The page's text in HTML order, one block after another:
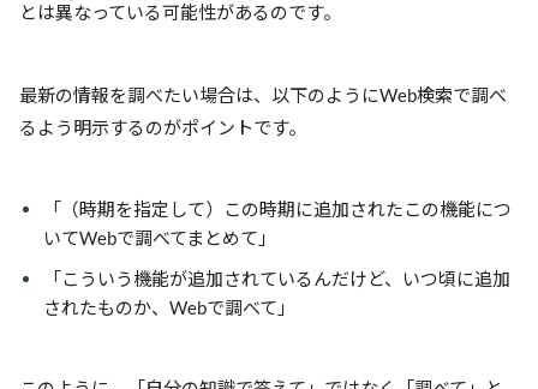
とは異なっている可能性があるのです。
最新の情報を調べたい場合は、以下のようにWeb検索で調べ
るよう明示するのがポイントです。
「（時期を指定して）この時期に追加されたこの機能につ
いてWebで調べてまとめて」
「こういう機能が追加されているんだけど、いつ頃に追加
されたものか、Webで調べて」